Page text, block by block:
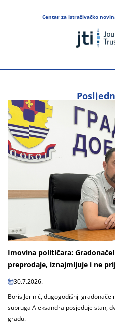
Centar za istraživačko
Imovina političara:
preprodaje, iznajmljuje i ne
30.7.2026.
Boris Jerinić, dugogodišnji
supruga Aleksandra posjeduje stan,
gradu.